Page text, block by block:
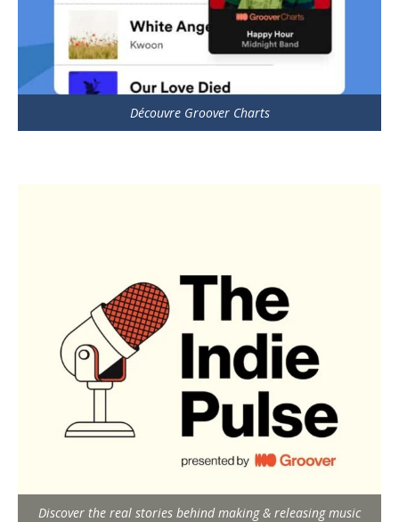
Découvre Groover Charts
Discover the real stories behind making & releasing music